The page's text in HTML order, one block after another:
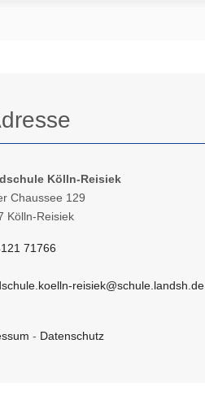
Kölln-Reisiek
Chaussee 129
Kölln-Reisiek
71766
reisiek@schule.landsh.de
- Datenschutz